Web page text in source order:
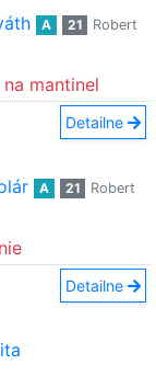
A 21
Robert
mantinel
Detailne
A 21
Robert
Detailne